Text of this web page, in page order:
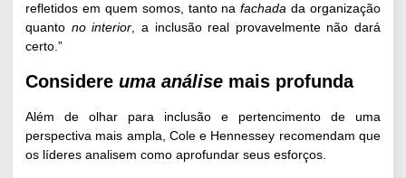
refletidos em quem somos, tanto nafachada da organização
quanto no interior, a inclusão real provavelmente não dará
certo.”
Considere uma análise mais profunda
Além de olhar para inclusão e pertencimento de uma
perspectiva mais ampla, Cole e Hennessey recomendam que
os líderes analisem como aprofundar seus esforços.